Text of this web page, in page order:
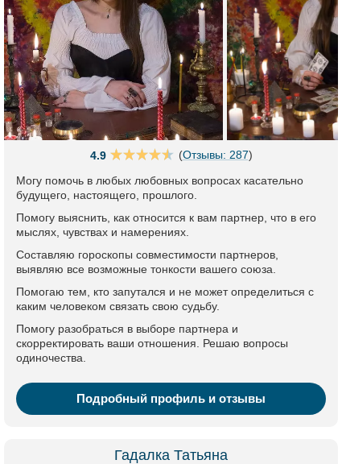
4.9 (Отзывы: 287)
Могу помочь в любых любовных вопросах касательно
будущего, настоящего, прошлого.
Помогу выяснить, как относится к вам партнер, что в его
мыслях, чувствах и намерениях.
Составляю гороскопы совместимости партнеров,
выявляю все возможные тонкости вашего союза.
Помогаю тем, кто запутался и не может определиться с
каким человеком связать свою судьбу.
Помогу разобраться в выборе партнера и
скорректировать ваши отношения. Решаю вопросы
одиночества.
Подробный профиль и отзывы
Гадалка Татьяна